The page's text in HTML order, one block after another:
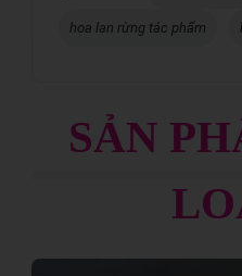
hoa lan rừng tác phẩm
SẢN